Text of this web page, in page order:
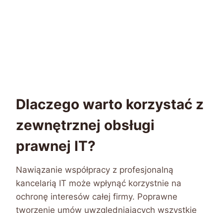
Dlaczego warto korzystać z
zewnętrznej obsługi
prawnej IT?
Nawiązanie współpracy z profesjonalną
kancelarią IT może wpłynąć korzystnie na
ochronę interesów całej firmy. Poprawne
tworzenie umów uwzględniających wszystkie